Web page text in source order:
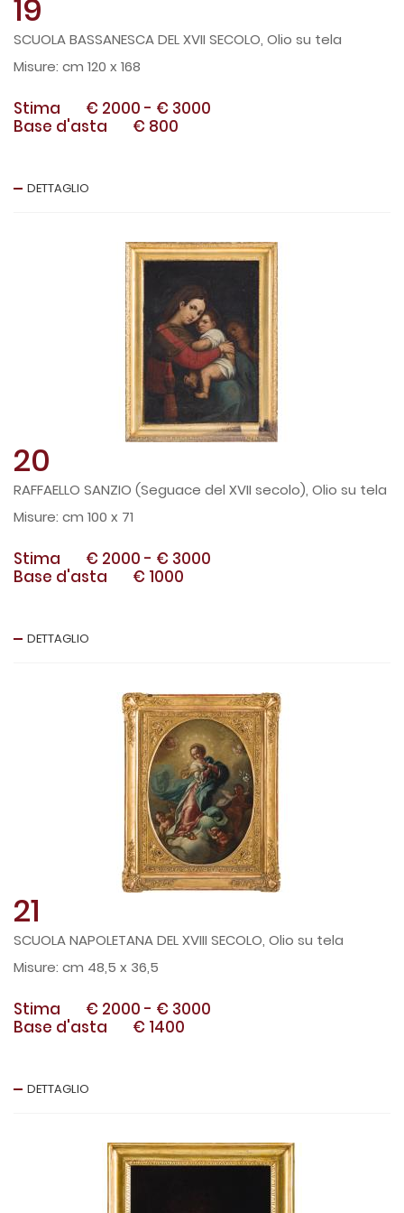
19
SCUOLA BASSANESCA DEL XVII SECOLO, Olio su tela
cm 120 x 168
Stima € 2000 - € 3000
Base d'asta
€ 800
DETTAGLIO
20
RAFFAELLO SANZIO (Seguace del XVII secolo), Olio su tela
cm 100 x 71
Stima € 2000 - € 3000
Base d'asta
€ 1000
DETTAGLIO
21
SCUOLA NAPOLETANA DEL XVIII SECOLO, Olio su tela
cm 48,5 x 36,5
Stima € 2000 - € 3000
Base d'asta
€ 1400
DETTAGLIO